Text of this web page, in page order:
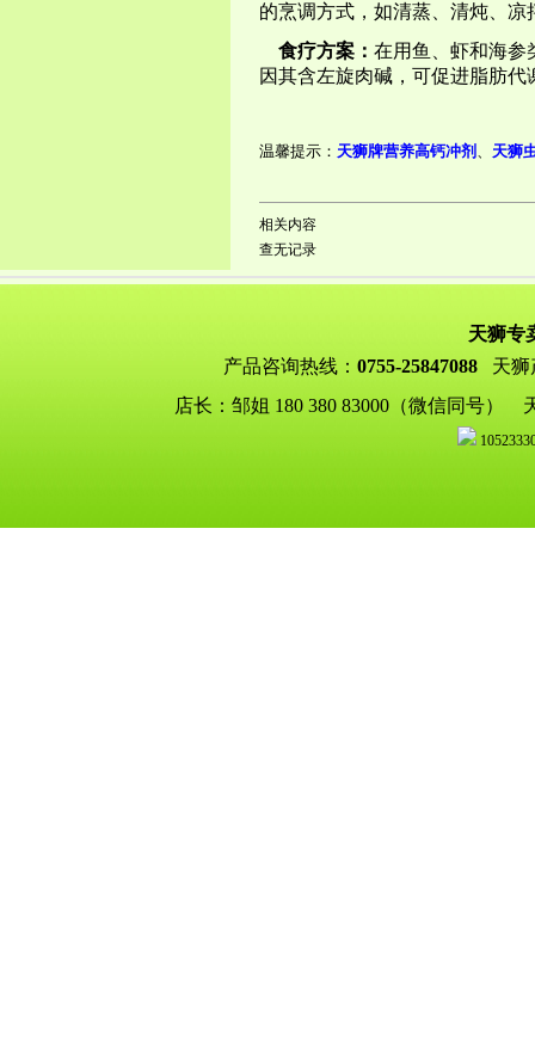
的烹调方式，如清蒸、清炖、凉
食疗方案： 在用鱼、虾和海参
因其含左旋肉碱，可促进脂肪
温馨提示： 天狮牌营养高钙冲剂 、 天狮
相关内容
查无记录
天狮专
产品咨询热线： 0755-25847088 天狮
店长：邹姐 180 380 83000（微信同号）